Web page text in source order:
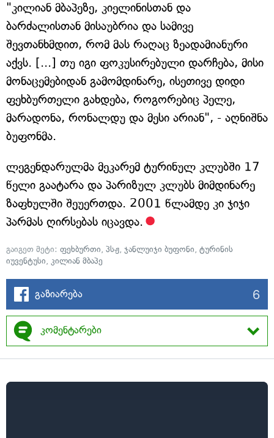
"კილიან მბაპეზე, კიელინისთან და
ბარძალისთან მისაუბრია და სამივე
შევთანხმდით, რომ მას რაღაც ზეადამიანური
აქვს. [...] თუ იგი ფოკუსირებული დარჩება, მისი
მონაცემებიდან გამომდინარე, ისეთივე დიდი
ფეხბურთელი გახდება, როგორებიც პელე,
მარადონა, რონალდუ და მესი არიან", - აღნიშნა
ბუფონმა.
ლეგენდარულმა მეკარემ ტურინულ კლუბში 17
წელი გაატარა და პარიზულ კლუბს მიმდინარე
ზაფხულში შეუერთდა. 2001 წლამდე კი ჯიჯი
პარმას ღირსებას იცავდა.
გაიგეთ მეტი: ფეხბურთი, პსჟ, ჯანლუიჯი ბუფონი, ტურინის
იუვენტუსი, კილიან მბაპე
გაზიარება 6
კომენტარები